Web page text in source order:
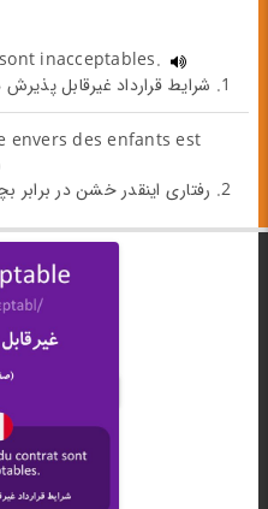
inacceptables.
1. شرایط قرارداد غیرقابل پذیرش هستند.
envers des enfants est
2. رفتاری اینقدر خشن در برابر بچه‌ها کاملا غیرقابل پذیرش است.